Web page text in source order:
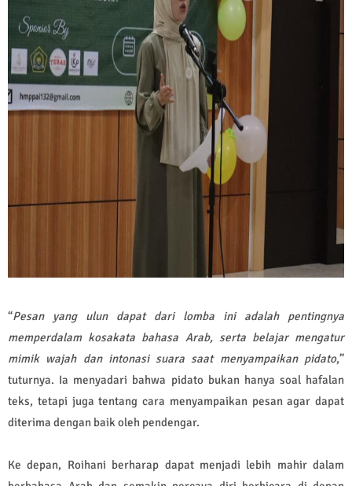
“Pesan yang ulun dapat dari lomba ini adalah pentingnya
memperdalam kosakata bahasa Arab, serta belajar mengatur
mimik wajah dan intonasi suara saat menyampaikan pidato,”
tuturnya. Ia menyadari bahwa pidato bukan hanya soal hafalan
teks, tetapi juga tentang cara menyampaikan pesan agar dapat
diterima dengan baik oleh pendengar.
Ke depan, Roihani berharap dapat menjadi lebih mahir dalam